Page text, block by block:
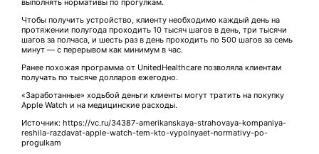
Чтобы получить устройство, клиенту необходимо каждый день на
протяжении полугода проходить 10 тысяч шагов в день, три тысячи
шагов за полчаса, и шесть раз в день проходить по 500 шагов за семь
минут — с перерывом как минимум в час.
Ранее похожая программа от UnitedHealthcare позволяла клиентам
получать по тысяче долларов ежегодно.
«Заработанные» ходьбой деньги клиенты могут тратить на покупку
Apple Watch и на медицинские расходы.
Источник: https://vc.ru/34387-amerikanskaya-strahovaya-kompaniya-
reshila-razdavat-apple-watch-tem-kto-vypolnyaet-normativy-po-
progulkam